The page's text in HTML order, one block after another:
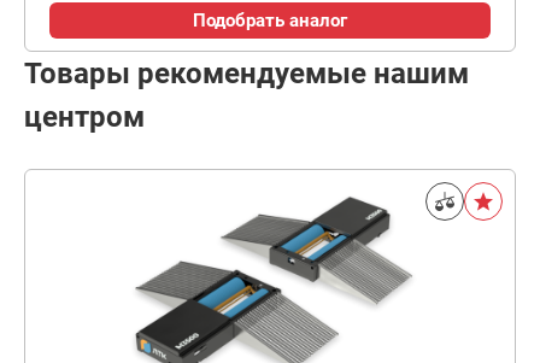
Подобрать аналог
Товары рекомендуемые нашим
центром